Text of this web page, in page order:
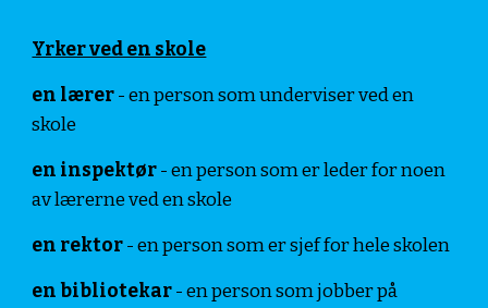
Yrker ved en skole
en lærer- en person som underviser ved en
skole
en inspektør- en person som er leder for noen
av lærerne ved en skole
en rektor- en person som er sjef for hele skolen
en bibliotekar- en person som jobber på